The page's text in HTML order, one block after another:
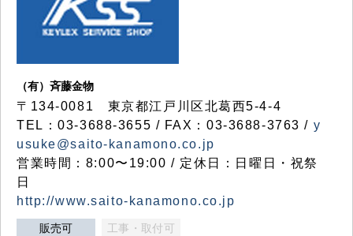
（有）斉藤金物
〒134-0081 東京都江戸川区北葛西5-4-4
TEL：03-3688-3655 / FAX：03-3688-3763 / y
usuke@saito-kanamono.co.jp
営業時間：8:00〜19:00 / 定休日：日曜日・祝祭
日
http://www.saito-kanamono.co.jp
販売可 工事・取付可